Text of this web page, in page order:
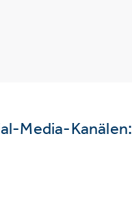
Media-Kanälen: